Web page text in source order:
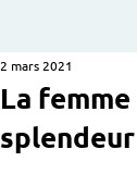
La
splendeur
2 mars 2021